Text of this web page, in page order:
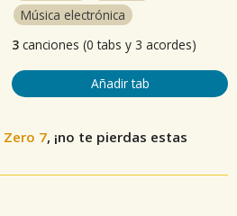
Música electrónica
3 canciones (0 tabs y 3 acordes)
Añadir tab
Zero 7, ¡no te pierdas estas